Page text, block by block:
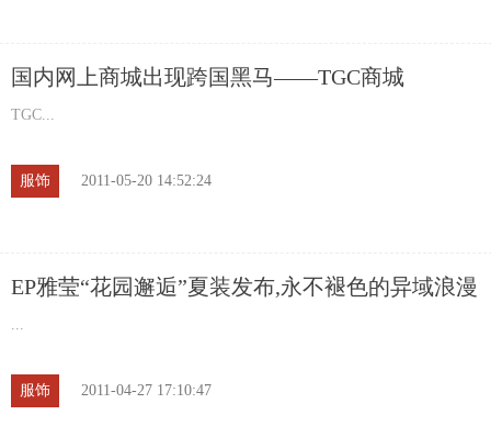
国内网上商城出现跨国黑马――TGC商城
TGC...
服饰 2011-05-20 14:52:24
EP雅莹“花园邂逅”夏装发布,永不褪色的异域浪漫
...
服饰 2011-04-27 17:10:47